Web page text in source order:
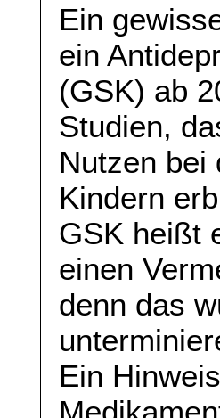
Ein
ein
(GSK) ab
Studien,
Nutzen bei
Kindern
GSK heißt
einen
denn das
Ein